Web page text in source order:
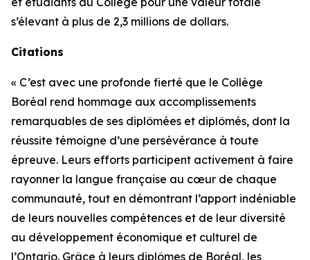
s’élevant à plus de 2,3 millions de dollars.
Citations
« C’est avec une profonde fierté que le Collège
Boréal rend hommage aux accomplissements
remarquables de ses diplômées et diplômés, dont la
réussite témoigne d’une persévérance à toute
épreuve. Leurs efforts participent activement à faire
rayonner la langue française au cœur de chaque
communauté, tout en démontrant l’apport indéniable
de leurs nouvelles compétences et de leur diversité
au développement économique et culturel de
l’Ontario. Grâce à leurs diplômes de Boréal, les